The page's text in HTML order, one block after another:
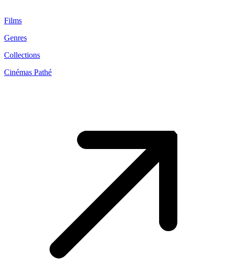
Films
Genres
Collections
Cinémas Pathé